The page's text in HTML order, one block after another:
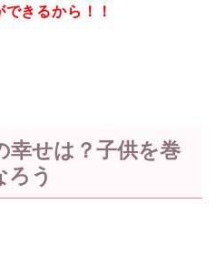
きるから！！
幸せは？子供を巻
ろう